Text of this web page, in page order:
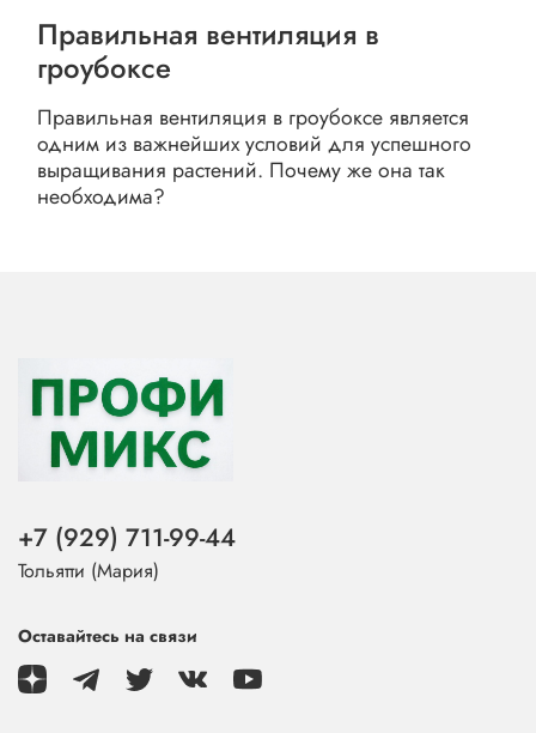
Правильная вентиляция в
гроубоксе
Правильная вентиляция в гроубоксе является
одним из важнейших условий для успешного
выращивания растений. Почему же она так
необходима?
+7 (929) 711-99-44
Тольятти (Мария)
Оставайтесь на связи